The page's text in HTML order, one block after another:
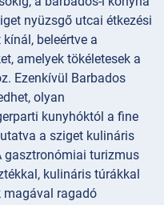
nyüzsgő utcai étkezési
beleértve a
amelyek tökéletesek a
Ezenkívül Barbados
olyan
kunyhóktól a fine
a sziget kulináris
gasztronómiai turizmus
kulináris túrákkal
ragadó